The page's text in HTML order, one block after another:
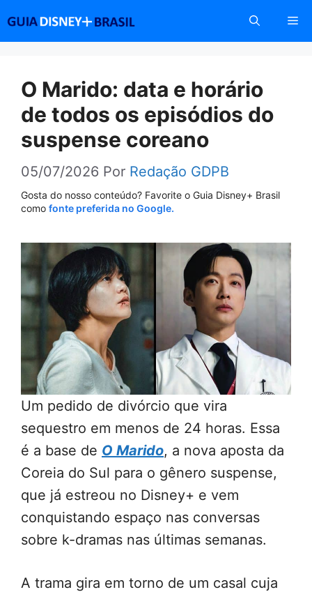
conteúdo
O Marido: data e horário
de todos os episódios do
suspense coreano
05/07/2026 Por Redação GDPB
Gosta do nosso conteúdo? Favorite o Guia Disney+ Brasil
como fonte preferida no Google.
Um pedido de divórcio que vira
sequestro em menos de 24 horas. Essa
é a base de O Marido, a nova aposta da
Coreia do Sul para o gênero suspense,
que já estreou no Disney+ e vem
conquistando espaço nas conversas
sobre k-dramas nas últimas semanas.
A trama gira em torno de um casal cuja